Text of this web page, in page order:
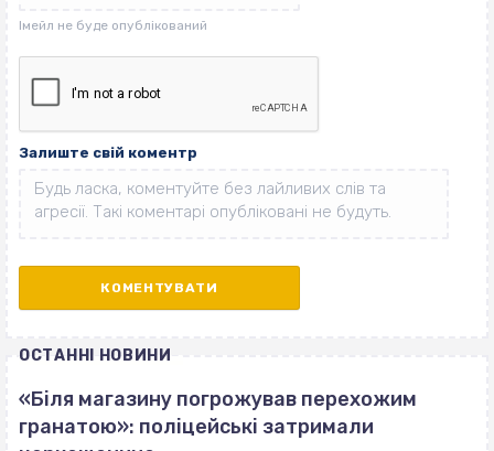
Залиште свій коментр
ОСТАННІ НОВИНИ
«Біля магазину погрожував перехожим
гранатою»: поліцейські затримали